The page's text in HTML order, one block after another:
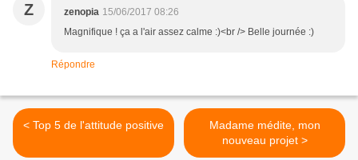
Z zenopia 15/06/2017 08:26
Magnifique ! ça a l'air assez calme :)<br /> Belle journée :)
Répondre
< Top 5 de l'attitude positive
Madame médite, mon
nouveau projet >